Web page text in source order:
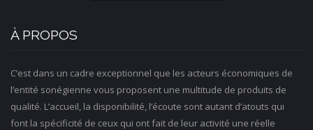
À PROPOS
C’est dans un cadre exceptionnel que les acteurs économiques de
l’entité sonégienne vous proposent une multitude de produits de
qualité. L’accueil, la disponibilité, l’écoute sont autant d’atouts qui
font la spécificité de ceux qui ont fait de leur activité une réelle